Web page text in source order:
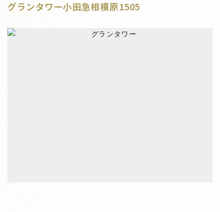
グランタワー小田急相模原1505